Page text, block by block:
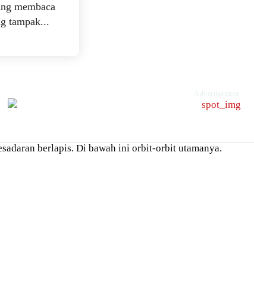
membaca
tampak...
Advertisement
berlapis. Di bawah ini orbit-orbit utamanya.